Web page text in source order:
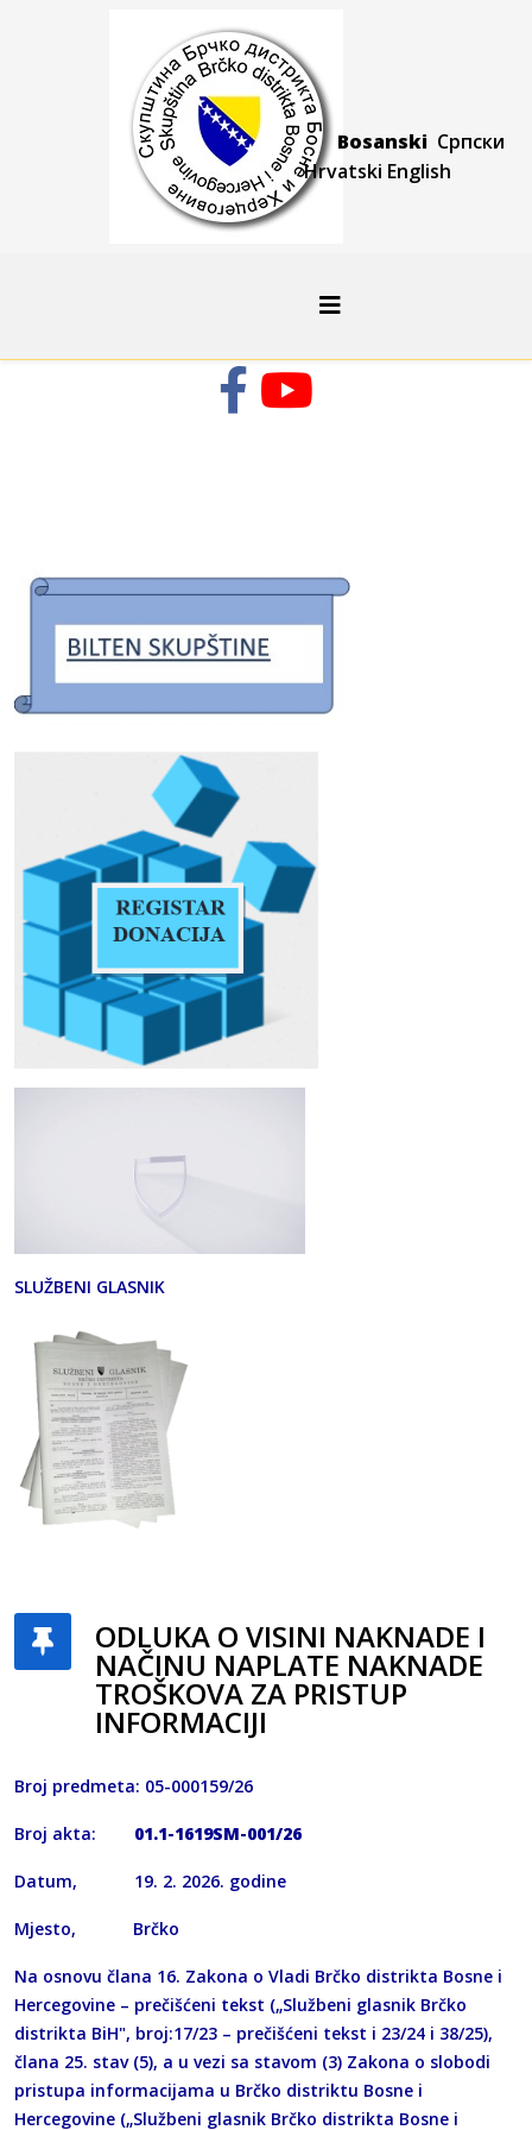
Bosanski Српски
Hrvatski English
SLUŽBENI GLASNIK
ODLUKA O VISINI NAKNADE I
NAČINU NAPLATE NAKNADE
TROŠKOVA ZA PRISTUP
INFORMACIJI
Broj predmeta: 05-000159/26
Broj akta: 01.1-1619SM-001/26
Datum, 19. 2. 2026. godine
Mjesto, Brčko
Na osnovu člana 16. Zakona o Vladi Brčko distrikta Bosne i
Hercegovine – prečišćeni tekst („Službeni glasnik Brčko
distrikta BiH", broj:17/23 – prečišćeni tekst i 23/24 i 38/25),
člana 25. stav (5), a u vezi sa stavom (3) Zakona o slobodi
pristupa informacijama u Brčko distriktu Bosne i
Hercegovine („Službeni glasnik Brčko distrikta Bosne i